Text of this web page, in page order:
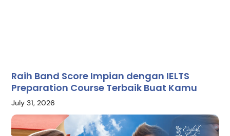
Raih Band Score Impian dengan IELTS
Preparation Course Terbaik Buat Kamu
July 31, 2026